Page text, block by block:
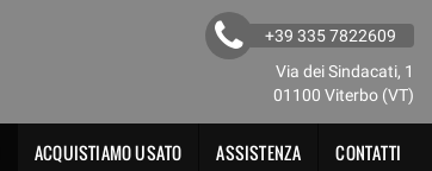
+39 335 7822609
Via dei Sindacati, 1
01100 Viterbo (VT)
ACQUISTIAMO USATO ASSISTENZA CONTATTI